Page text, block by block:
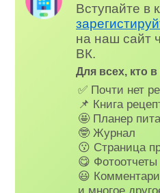
Вступайте в
на наш сайт
ВК.
Для всех, кто в
✅ Почти нет
📌 Книга
🤩 Планер
🤓 Журнал
😗 Страница
😋 Фотоотчеты
😃
и многое